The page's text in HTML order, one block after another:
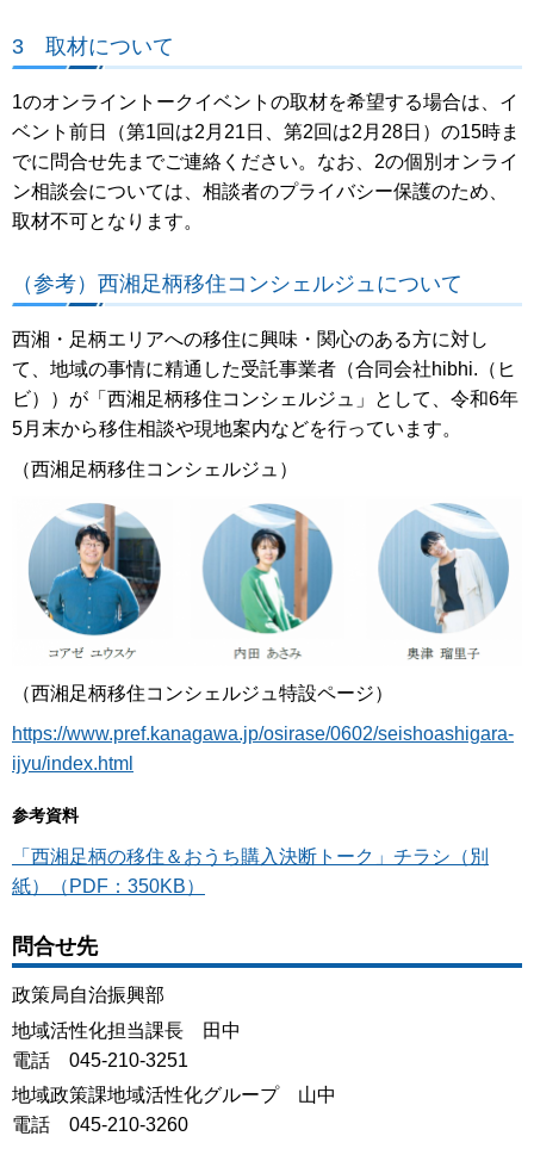
3 取材について
1のオンライントークイベントの取材を希望する場合は、イ
ベント前日（第1回は2月21日、第2回は2月28日）の15時ま
でに問合せ先までご連絡ください。なお、2の個別オンライ
ン相談会については、相談者のプライバシー保護のため、
取材不可となります。
（参考）西湘足柄移住コンシェルジュについて
西湘・足柄エリアへの移住に興味・関心のある方に対し
て、地域の事情に精通した受託事業者（合同会社hibhi.（ヒ
ビ））が「西湘足柄移住コンシェルジュ」として、令和6年
5月末から移住相談や現地案内などを行っています。
（西湘足柄移住コンシェルジュ）
（西湘足柄移住コンシェルジュ特設ページ）
https://www.pref.kanagawa.jp/osirase/0602/seishoashigara-
ijyu/index.html
参考資料
「西湘足柄の移住＆おうち購入決断トーク」チラシ（別
紙）（PDF：350KB）
問合せ先
政策局自治振興部
地域活性化担当課長 田中
電話 045-210-3251
地域政策課地域活性化グループ 山中
電話 045-210-3260